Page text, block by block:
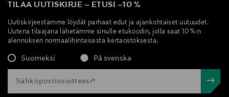
TILAA UUTISKIRJE – ETUSI –10 %
Uutiskirjeestämme löydät parhaat edut ja ajankohtaiset uutuudet.
Uutena tilaajana lähetämme sinulle etukoodin, jolla saat 10 %:n
alennuksen normaalihintaisesta kertaostoksesta.
Suomeksi På svenska